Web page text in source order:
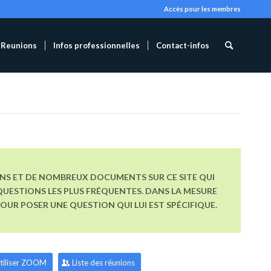
Accès pour les membres
Reunions Infos professionnelles Contact-infos
ET DE NOMBREUX DOCUMENTS SUR CE SITE QUI
LES PLUS FRÉQUENTES. DANS LA MESURE
POSER UNE QUESTION QUI LUI EST SPÉCIFIQUE.
ZOOM Liste des réunions